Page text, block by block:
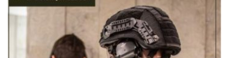
Kauno rajono savivaldybė